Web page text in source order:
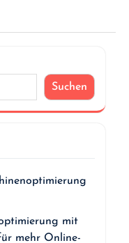
Suchen
mit
mehr Online-